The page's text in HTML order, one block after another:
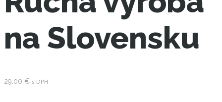
na Slovensku
29.00 € s DPH